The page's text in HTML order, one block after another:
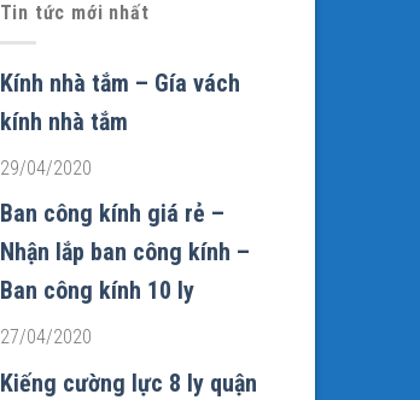
Tin tức mới nhất
Kính nhà tắm – Gía vách
kính nhà tắm
29/04/2020
Ban công kính giá rẻ –
Nhận lắp ban công kính –
Ban công kính 10 ly
27/04/2020
Kiếng cường lực 8 ly quận